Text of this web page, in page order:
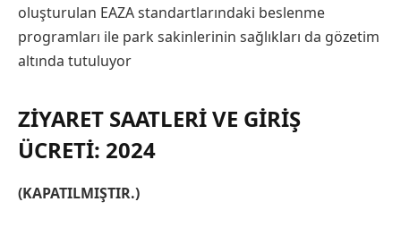
oluşturulan EAZA standartlarındaki beslenme
programları ile park sakinlerinin sağlıkları da gözetim
altında tutuluyor
ZIYARET SAATLERI VE GIRIŞ
ÜCRETI: 2024
(KAPATILMIŞTIR.)